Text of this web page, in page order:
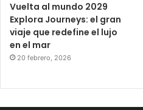
Vuelta al mundo 2029
Explora Journeys: el gran
viaje que redefine el lujo
en el mar
20 febrero, 2026